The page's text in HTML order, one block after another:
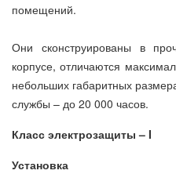
помещений.
Они сконструированы в
корпусе, отличаются
небольших габаритных
службы – до 20 000 часов.
Класс электрозащиты – I
Установка